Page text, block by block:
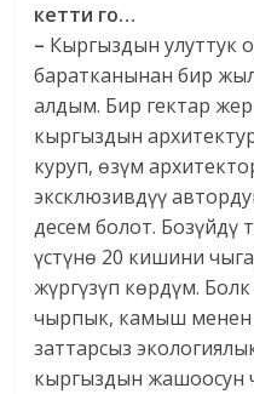
кетти го…
– Кыргыздын улуттук
баратканынан бир
алдым. Бир гектар
кыргыздын
куруп, өзүм
эксклюзивдүү
десем болот. Бозүйдү
үстүнө 20 кишини
жүргүзүп көрдүм.
чырпык, камыш менен
заттарсыз
кыргыздын жашоосун